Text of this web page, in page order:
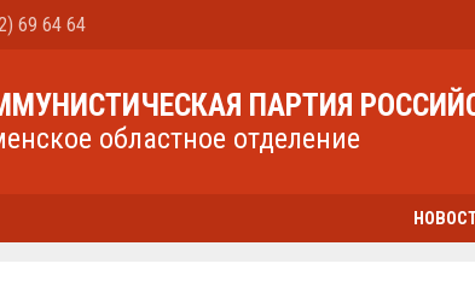
69 64 64
ПАРТИЯ
областное отделение